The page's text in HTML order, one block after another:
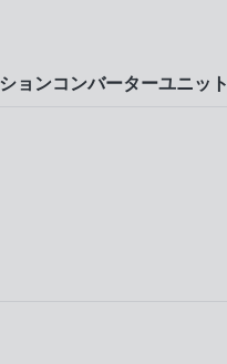
ョンコンバーターユニット